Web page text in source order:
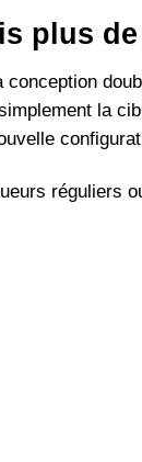
plus
la
réguliers